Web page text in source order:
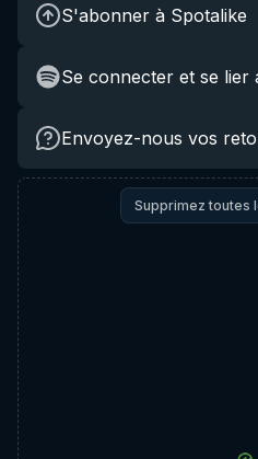
S'abonner à Spotalike
Se connecter et se lier
Envoyez-nous vos
Supprimez toutes